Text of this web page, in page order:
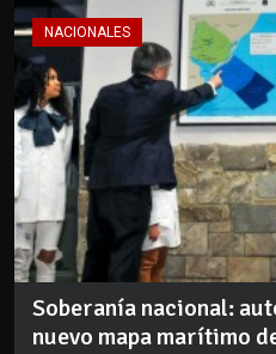
NACIONALES
Soberanía nacional:
nuevo mapa marítimo